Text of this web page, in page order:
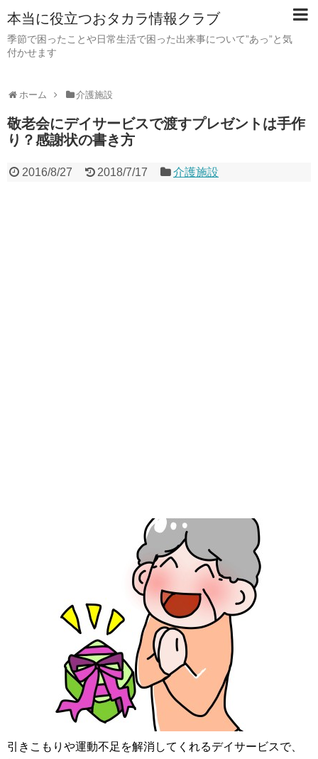
本当に役立つおタカラ情報クラブ
季節で困ったことや日常生活で困った出来事について”あっ”と気
付かせます
ホーム 介護施設
敬老会にデイサービスで渡すプレゼントは手作
り？感謝状の書き方
2016/8/27 2018/7/17 介護施設
引きこもりや運動不足を解消してくれるデイサービスで、